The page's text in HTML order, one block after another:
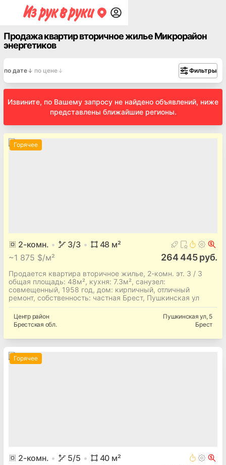
Продажа квартир вторичное жилье Микрорайон
энергетиков
по дате по цене Фильтры
Извините, по Вашему запросу не найдено объявлений, ниже
представлены ближайшие регионы.
Горячее
2-комн. 3/3 48 м²
~1 875 $/м² 264 445 руб.
Продается квартира вторичное жилье, 2-комн. эт. 3 / 3
общая площадь: 48м², кухня: 7.3м², cанузел:
совмещенный, 1958 год, дом: кирпичный, отличный
ремонт, собственность: частная Брест, Пушкинская ул
Центррайон
Брестская обл.
Пушкинская ул, 5
Брест
Горячее
2-комн. 5/5 40 м²